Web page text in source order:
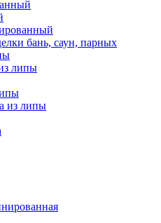
бань, саун, парных
липы
из липы